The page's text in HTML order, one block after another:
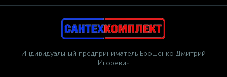
Индивидуальный предприниматель Ерошенко Дмитрий
Игоревич